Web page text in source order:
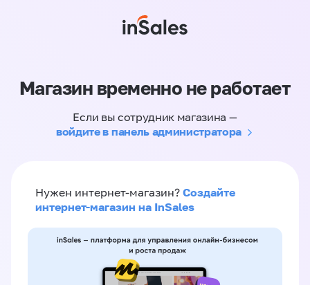
Магазин временно не работает
Если вы сотрудник магазина —
войдите в панель администратора
Нужен интернет-магазин? Создайте
интернет-магазин на InSales